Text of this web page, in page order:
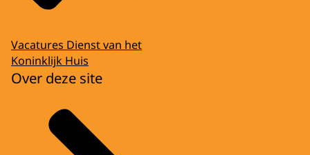
Vacatures Dienst van het
Koninklijk Huis
Over deze site